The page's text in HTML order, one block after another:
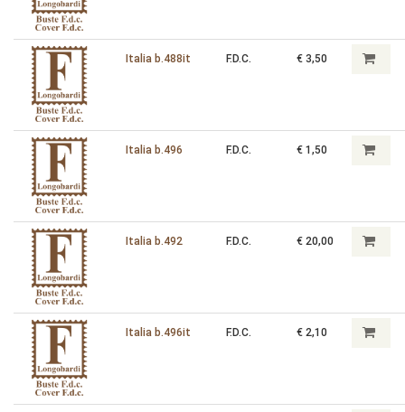
Italia b.488it F.D.C. € 3,50
Italia b.496 F.D.C. € 1,50
Italia b.492 F.D.C. € 20,00
Italia b.496it F.D.C. € 2,10